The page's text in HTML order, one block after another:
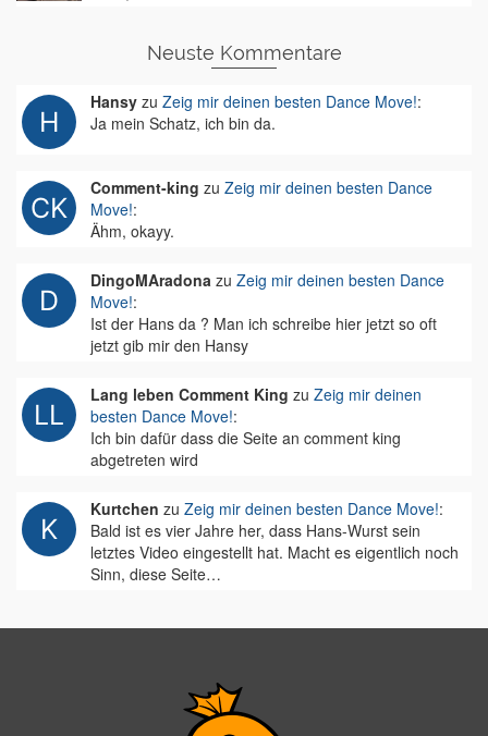
Neuste Kommentare
Hansy zu Zeig mir deinen besten Dance Move!:
Ja mein Schatz, ich bin da.
Comment-king zu Zeig mir deinen besten Dance
Move!:
Ähm, okayy.
DingoMAradona zu Zeig mir deinen besten Dance
Move!:
Ist der Hans da ? Man ich schreibe hier jetzt so oft
jetzt gib mir den Hansy
Lang leben Comment King zu Zeig mir deinen
besten Dance Move!:
Ich bin dafür dass die Seite an comment king
abgetreten wird
Kurtchen zu Zeig mir deinen besten Dance Move!:
Bald ist es vier Jahre her, dass Hans-Wurst sein
letztes Video eingestellt hat. Macht es eigentlich noch
Sinn, diese Seite…